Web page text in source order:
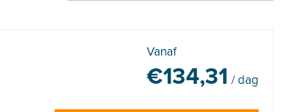
Vanaf
€134,31 / dag